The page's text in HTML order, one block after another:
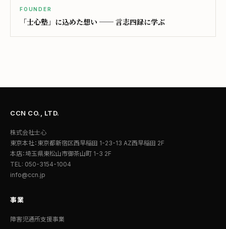
FOUNDER
「士心塾」に込めた想い ── 言志四録に学ぶ
CCN CO., LTD.
株式会社士心
東京本社：東京都新宿区西早稲田 1-23-13 AZ西早稲田 2F
本店：埼玉県東松山市御茶山町 1-3 2F
TEL: 050-3154-1004
info@ccn.jp
事業
障害児通所支援事業